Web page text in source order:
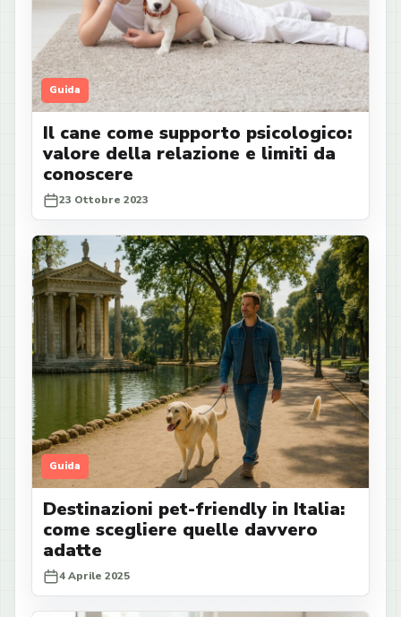
Guida
Il cane come supporto psicologico:
valore della relazione e limiti da
conoscere
23 Ottobre 2023
Guida
Destinazioni pet-friendly in Italia:
come scegliere quelle davvero
adatte
4 Aprile 2025